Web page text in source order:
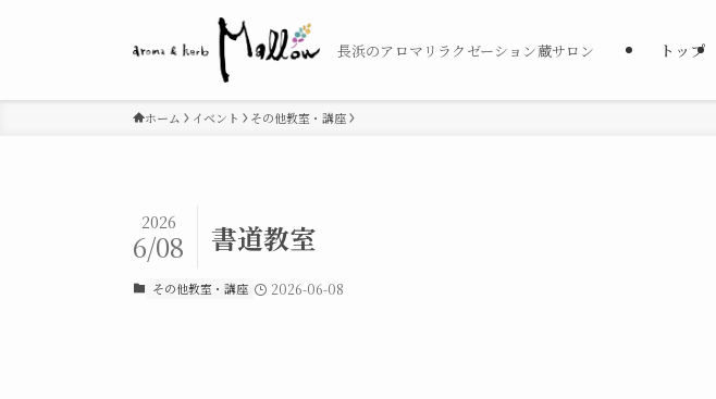
長浜のアロマリラクゼーション蔵サロン トップ
ホーム イベント その他教室・講座
書道教室
2026
6/08
その他教室・講座 2026-06-08